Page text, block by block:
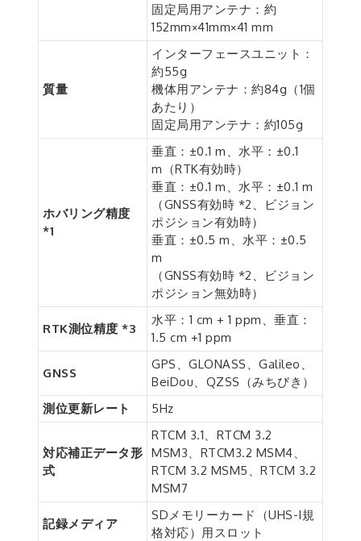
固定局用アンテナ：約
152mm×41mm×41 mm
質量
インターフェースユニット：
約55g
機体用アンテナ：約84g（1個
あたり）
固定局用アンテナ：約105g
ホバリング精度
*1
垂直：±0.1 m、水平：±0.1
m（RTK有効時）
垂直：±0.1 m、水平：±0.1 m
（GNSS有効時 *2、ビジョン
ポジション有効時）
垂直：±0.5 m、水平：±0.5
m
（GNSS有効時 *2、ビジョン
ポジション無効時）
RTK測位精度 *3
水平：1 cm + 1 ppm、垂直：
1.5 cm +1 ppm
GNSS
GPS、GLONASS、Galileo、
BeiDou、QZSS（みちびき）
測位更新レート
5Hz
対応補正データ形
式
RTCM 3.1、RTCM 3.2
MSM3、RTCM3.2 MSM4、
RTCM 3.2 MSM5、RTCM 3.2
MSM7
記録メディア
SDメモリーカード（UHS-I規
格対応）用スロット